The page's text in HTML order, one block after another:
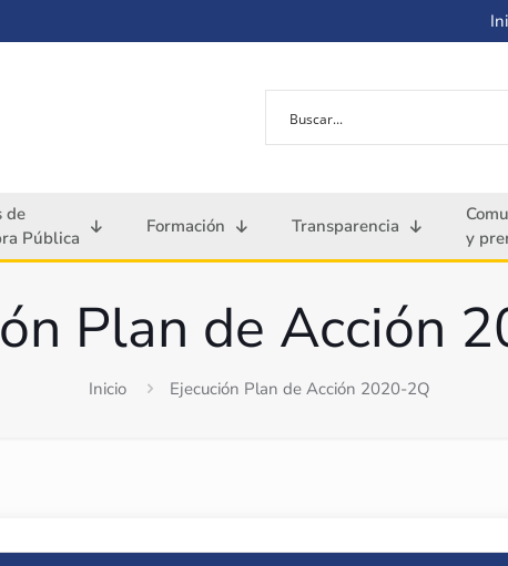
de
Pública
Formación Transparencia
y
Plan de Acción
Inicio Ejecución Plan de Acción 2020-2Q